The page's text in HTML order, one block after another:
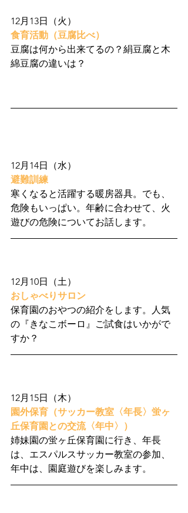
12月13日（火）
食育活動（豆腐比べ）
豆腐は何から出来てるの？絹豆腐と木
綿豆腐の違いは？
12月14日（水）
避難訓練
寒くなると活躍する暖房器具。でも、
危険もいっぱい。年齢に合わせて、火
遊びの危険についてお話します。
12月10日（土）
おしゃべりサロン
保育園のおやつの紹介をします。人気
の『きなこボーロ』ご試食はいかがで
すか？
12月15日（木）
園外保育（サッカー教室〈年長〉蛍ヶ
丘保育園との交流〈年中〉）
姉妹園の蛍ヶ丘保育園に行き、年長
は、エスパルスサッカー教室の参加、
年中は、園庭遊びを楽しみます。